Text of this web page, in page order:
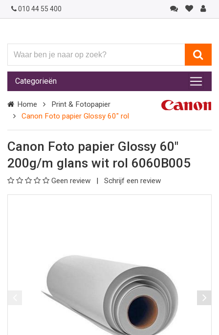
010 44 55 400
ben
je
naar
op
zoek?
Categorieën
Home
Print & Fotopapier
Canon Foto papier Glossy 60" rol
Canon Foto papier Glossy 60"
200g/m glans wit rol 6060B005
Geen review Schrijf een review